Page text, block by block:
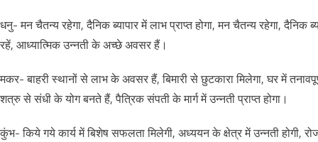
धनु- मन चैतन्य रहेगा, दैनिक ब्यापार में लाभ प्राप्त होगा, मन चैतन्य रहेगा, दैनिक
रहें, आध्यात्मिक उन्नती के अच्छे अवसर हैं।
मकर- बाहरी स्थानों से लाभ के अवसर हैं, बिमारी से छुटकारा मिलेगा, घर में
शत्रु से संधी के योग बनते हैं, पैत्रिक संपती के मार्ग में उन्नती प्राप्त होगा।
कुंभ- किये गये कार्य में बिशेष सफलता मिलेगी, अध्ययन के क्षेत्र में उन्नती होगी,